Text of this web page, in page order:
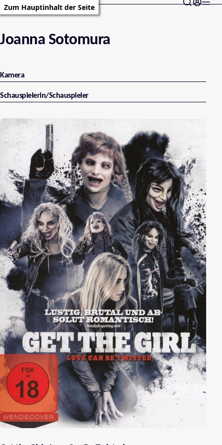
Zum Hauptinhalt der Seite
Joanna Sotomura
Kamera
Schauspielerin/Schauspieler